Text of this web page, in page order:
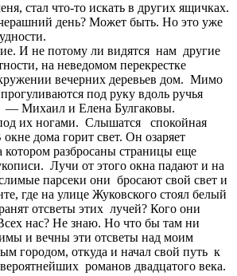
стал что-то искать в других ящичках.
день? Может быть. Но это уже
И не потому ли видятся нам другие
на неведомом перекрестке
вечерних деревьев дом. Мимо
под руку вдоль ручья
— Михаил и Елена Булгаковы.
их ногами. Слышатся спокойная
дома горит свет. Он озаряет
разбросаны страницы еще
Лучи от этого окна падают и на
парсеки они бросают свой свет и
где на улице Жуковского стоял белый
отсветы этих лучей? Кого они
нас? Не знаю. Но что бы там ни
и вечны эти отсветы над моим
городом, откуда и начал свой путь к
романов двадцатого века.